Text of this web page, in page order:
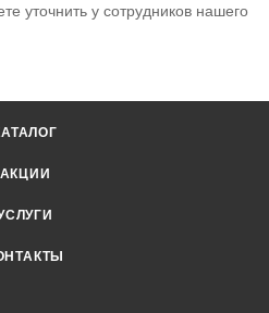
уточнить у сотрудников нашего
АКЦИИ